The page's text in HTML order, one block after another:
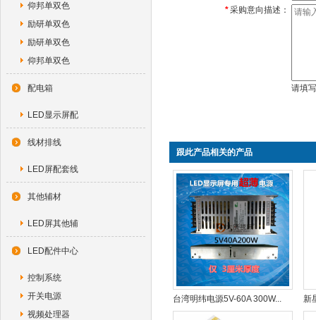
仰邦单双色
励研单双色
励研单双色
仰邦单双色
配电箱
LED显示屏配
线材排线
LED屏配套线
其他辅材
LED屏其他辅
LED配件中心
控制系统
开关电源
视频处理器
*采购意向描述：
请填写
跟此产品相关的产品
台湾明纬电源5V-60A 300W... 新